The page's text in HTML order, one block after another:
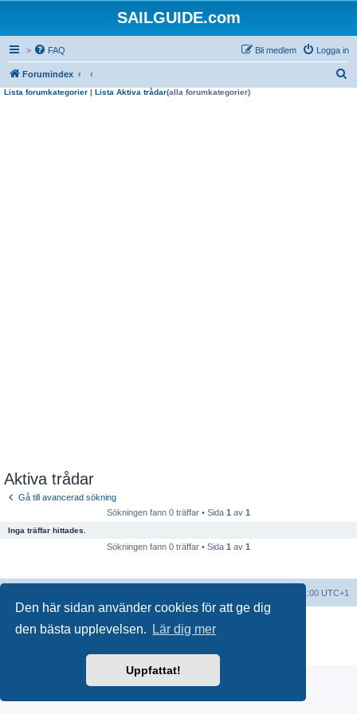
Den här sidan använder cookies för att ge dig
den bästa upplevelsen.
Lär dig mer
Uppfattat!
SAILGUIDE.com
> FAQ Logga in
Bli medlem
Forumindex
Lista forumkategorier | Lista Aktiva trådar(alla forumkategorier)
Aktiva trådar
Gå till avancerad sökning
Sökningen fann 0 träffar • Sida 1 av 1
Inga träffar hittades.
Sökningen fann 0 träffar • Sida 1 av 1
Alla tidsangivelser är UTC+01:00 UTC+1
Swedish translation byphpBB Sweden